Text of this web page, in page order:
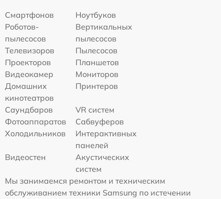
Смартфонов
Ноутбуков
Роботов-
пылесосов
Вертикальных
пылесосов
Телевизоров
Пылесосов
Проекторов
Планшетов
Видеокамер
Мониторов
Домашних
кинотеатров
Принтеров
Саундбаров
VR систем
Фотоаппаратов
Сабвуферов
Холодильников
Интерактивных
панелей
Видеостен
Акустических
систем
Мы занимаемся ремонтом и техническим
обслуживанием техники Samsung по истечении